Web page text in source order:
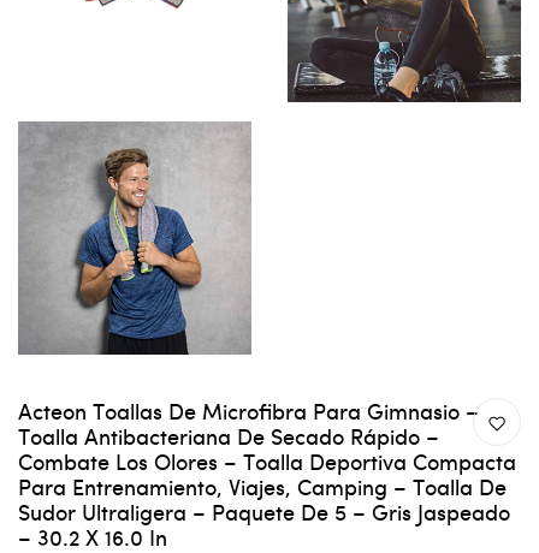
Acteon Toallas De Microfibra Para Gimnasio –
Toalla Antibacteriana De Secado Rápido –
Combate Los Olores – Toalla Deportiva Compacta
Para Entrenamiento, Viajes, Camping – Toalla De
Sudor Ultraligera – Paquete De 5 – Gris Jaspeado
– 30.2 X 16.0 In